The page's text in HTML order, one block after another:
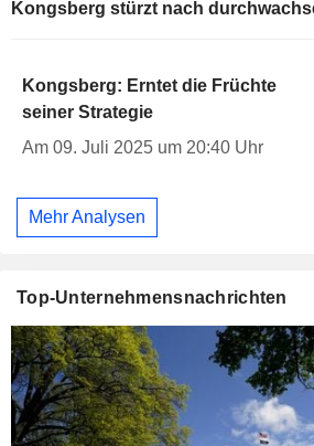
Kongsberg stürzt nach
Kongsberg: Erntet die Früchte
seiner Strategie
Am 09. Juli 2025 um 20:40 Uhr
Mehr Analysen
Top-Unternehmensnachrichten